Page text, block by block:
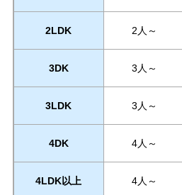
2LDK 2人～
3DK 3人～
3LDK 3人～
4DK 4人～
4LDK以上 4人～